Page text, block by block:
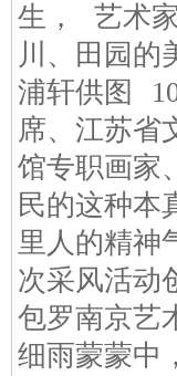
生， 艺术
川、田园的
浦轩供图
席、江苏省
馆专职画家
民的这种本
里人的精神
次采风活动
包罗南京艺
细雨蒙蒙中